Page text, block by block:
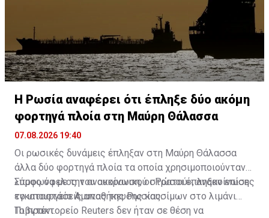
Η Ρωσία αναφέρει ότι έπληξε δύο ακόμη
φορτηγά πλοία στη Μαύρη Θάλασσα
07.08.2026 19:40
Οι ρωσικές δυνάμεις έπληξαν στη Μαύρη Θάλασσα
άλλα δύο φορτηγά πλοία τα οποία χρησιμοποιούνταν
«προς όφελος του ουκρανικού στρατού», ανακοίνωσε
το υπουργείο Άμυνας της Ρωσίας.
Σύμφωνα με την ανακοίνωση, οι Ρώσοι έπληξαν επίσης
εγκαταστάσεις αποθήκευσης καυσίμων στο λιμάνι
Πιβντένι.
Το πρακτορείο Reuters δεν ήταν σε θέση να